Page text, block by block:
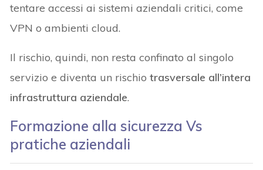
tentare accessi ai sistemi aziendali critici, come
VPN o ambienti cloud.
Il rischio, quindi, non resta confinato al singolo
servizio e diventa un rischiotrasversale all’intera
infrastruttura aziendale.
Formazione alla sicurezza Vs
pratiche aziendali